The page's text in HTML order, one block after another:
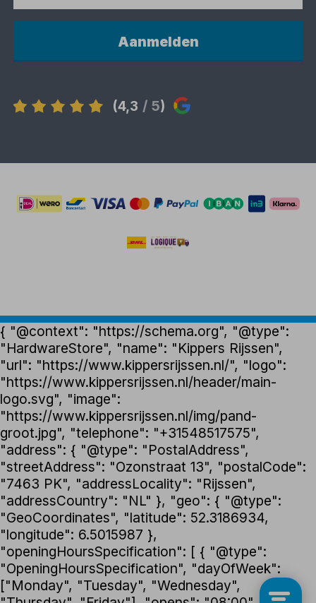
Aanmelden
(4,3 / 5)
{ "@context": "https://schema.org", "@type":
"HardwareStore", "name": "Kippers Rijssen",
"url": "https://www.kippersrijssen.nl/", "logo":
"https://www.kippersrijssen.nl/header/main-
logo.svg", "image":
"https://www.kippersrijssen.nl/img/pand-
groot.jpg", "telephone": "+31548517575",
"address": { "@type": "PostalAddress",
"streetAddress": "Ozonstraat 13", "postalCode":
"7463 PK", "addressLocality": "Rijssen",
"addressCountry": "NL" }, "geo": { "@type":
"GeoCoordinates", "latitude": 52.3186934,
"longitude": 6.5015987 },
"openingHoursSpecification": [ { "@type":
"OpeningHoursSpecification", "dayOfWeek":
["Monday", "Tuesday", "Wednesday",